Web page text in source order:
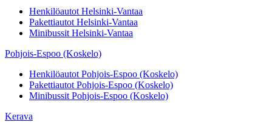
Henkilöautot Helsinki-Vantaa
Pakettiautot Helsinki-Vantaa
Minibussit Helsinki-Vantaa
Pohjois-Espoo (Koskelo)
Henkilöautot Pohjois-Espoo (Koskelo)
Pakettiautot Pohjois-Espoo (Koskelo)
Minibussit Pohjois-Espoo (Koskelo)
Kerava